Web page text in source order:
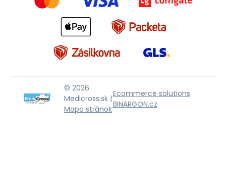
© 2026
Medicross.sk |
Mapa stránok
Ecommerce solutions
BINARGON.cz